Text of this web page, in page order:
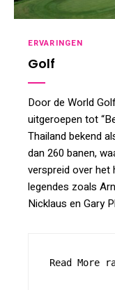
ERVARINGEN
Golf
Door de World
uitgeroepen tot
Thailand bekend
dan 260 banen,
verspreid over het
legendes zoals
Nicklaus en Gary
Read More